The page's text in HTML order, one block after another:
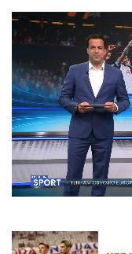
Unmute /
Loaded
27.28%